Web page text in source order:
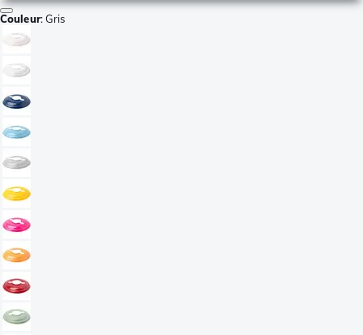
Couleur:Gris